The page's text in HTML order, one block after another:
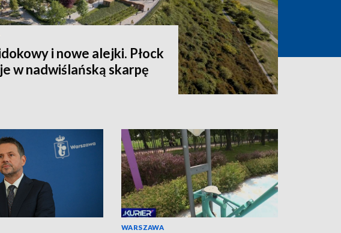
i nowe alejki. Płock
w nadwiślańską skarpę
WARSZAWA